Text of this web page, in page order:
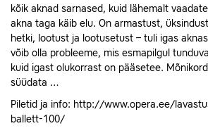
kõik aknad sarnased, kuid lähemalt
akna taga käib elu. On armastust,
hetki, lootust ja lootusetust – tuli igas
võib olla probleeme, mis esmapilgul
kuid igast olukorrast on pääsetee.
süüdata …
Piletid ja info: http://www.opera.ee/
ballett-100/